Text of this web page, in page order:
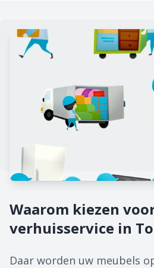
Waarom kiezen
verhuisservice in
Daar worden uw meubels